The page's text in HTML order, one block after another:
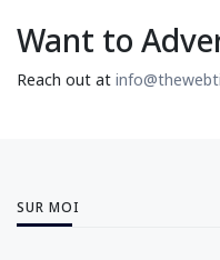
Want to
Reach out at
SUR MOI